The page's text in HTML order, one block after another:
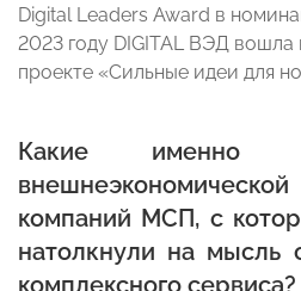
Digital Leaders Award в
2023 году DIGITAL ВЭД
проекте «Сильные идеи для
Какие именно
компаний МСП, с
натолкнули на мысль